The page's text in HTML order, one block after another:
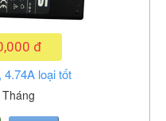
đ
loại tốt